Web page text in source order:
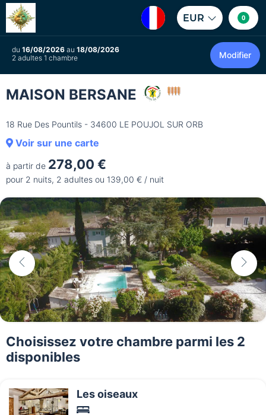
EUR 0
du 16/08/2026 au 18/08/2026
2 adultes 1 chambre
Modifier
MAISON BERSANE
18 Rue Des Pountils - 34600 LE POUJOL SUR ORB
Voir sur une carte
à partir de 278,00 €
pour 2 nuits, 2 adultes ou 139,00 € / nuit
Choisissez votre chambre parmi les 2
disponibles
Les oiseaux